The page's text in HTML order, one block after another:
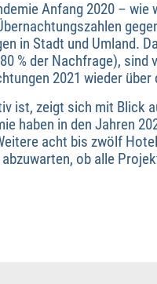
Anfang 2020 – wie
in Stadt und Umland.
% der Nachfrage), sind
2021 wieder über
ist, zeigt sich mit Blick
haben in den Jahren
acht bis zwölf
ob alle